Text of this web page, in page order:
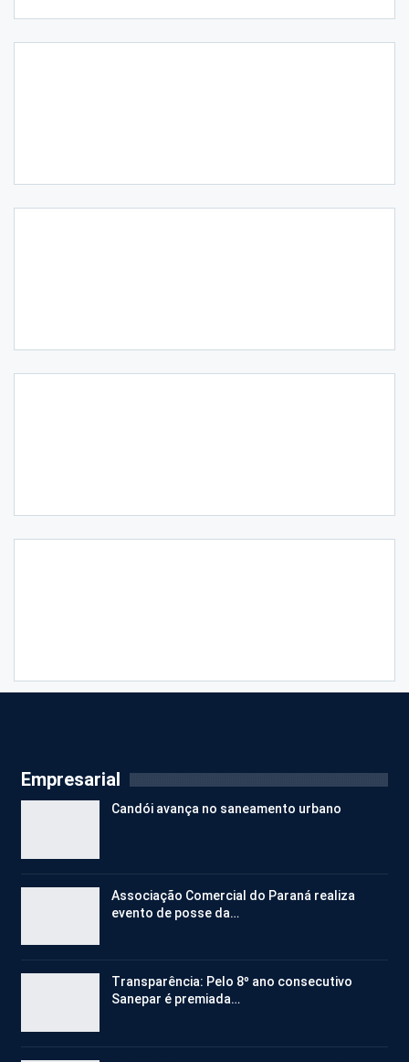
Empresarial
Candói avança no saneamento urbano
Associação Comercial do Paraná realiza
evento de posse da…
Transparência: Pelo 8º ano consecutivo
Sanepar é premiada…